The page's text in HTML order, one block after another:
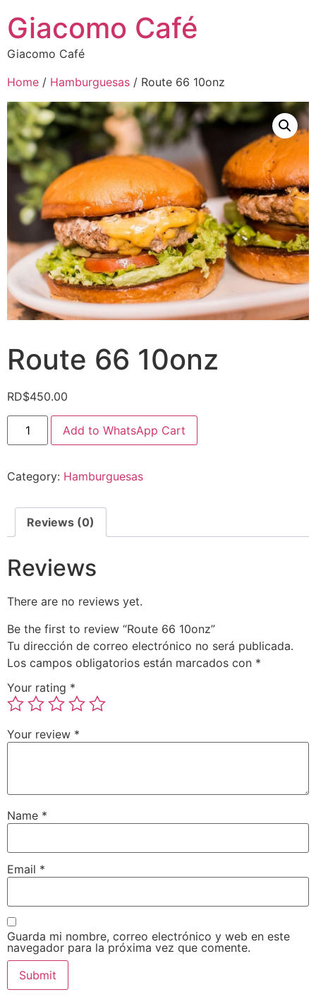
Giacomo Café
Giacomo Café
Home / Hamburguesas / Route 66 10onz
Route 66 10onz
RD$450.00
Add to WhatsApp Cart
Category: Hamburguesas
Reviews (0)
Reviews
There are no reviews yet.
Be the first to review “Route 66 10onz”
Tu dirección de correo electrónico no será publicada.
Los campos obligatorios están marcados con *
Your rating *
Your review *
Name *
Email *
Guarda mi nombre, correo electrónico y web en este
navegador para la próxima vez que comente.